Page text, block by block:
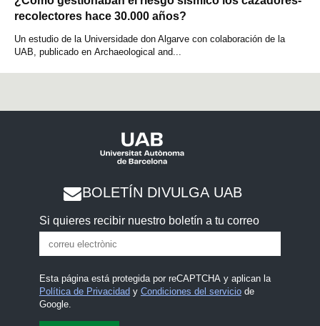
recolectores hace 30.000 años?
Un estudio de la Universidade don Algarve con colaboración de la
UAB, publicado en Archaeological and...
BOLETÍN DIVULGA UAB
Si quieres recibir nuestro boletín a tu correo
Esta página está protegida por reCAPTCHA y aplican la
Política de Privacidad y Condiciones del serviciode
Google.